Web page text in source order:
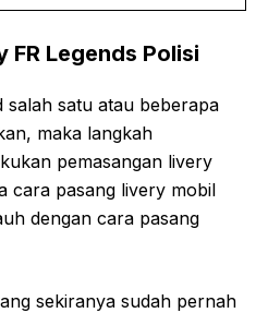
FR Legends Polisi
salah satu atau beberapa
maka langkah
pemasangan livery
cara pasang livery mobil
dengan cara pasang
sekiranya sudah pernah